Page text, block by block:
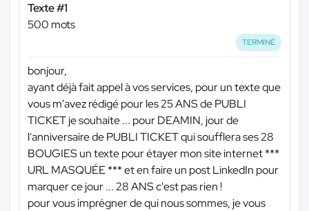
Texte #1
500 mots
TERMINÉ
bonjour,
ayant déjà fait appel à vos services, pour un texte que
vous m'avez rédigé pour les 25 ANS de PUBLI
TICKET je souhaite ... pour DEAMIN, jour de
l'anniversaire de PUBLI TICKET qui soufflera ses 28
BOUGIES un texte pour étayer mon site internet***
URL MASQUÉE ***et en faire un post LinkedIn pour
marquer ce jour ... 28 ANS c'est pas rien !
pour vous imprégner de qui nous sommes, je vous